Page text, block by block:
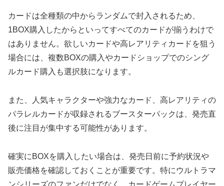
カードは全種類の中からランダムで封入されるため、
1BOX購入したからといってすべてのカードが揃うわけで
はありません。欲しいカードや高レアリティカードを狙う
場合には、複数BOXの購入やカードショップでのシング
ルカード購入も選択肢になります。
また、人気キャラクターや強力なカード、高レアリティの
パラレルカードが収録されるブースターパックは、発売直
後に注目が集中する可能性があります。
確実にBOXを購入したい場合は、発売日前に予約状況や
販売価格を確認しておくことが重要です。特にウルトラマ
ンシリーズのファンだけでなく、カードゲームプレイヤー